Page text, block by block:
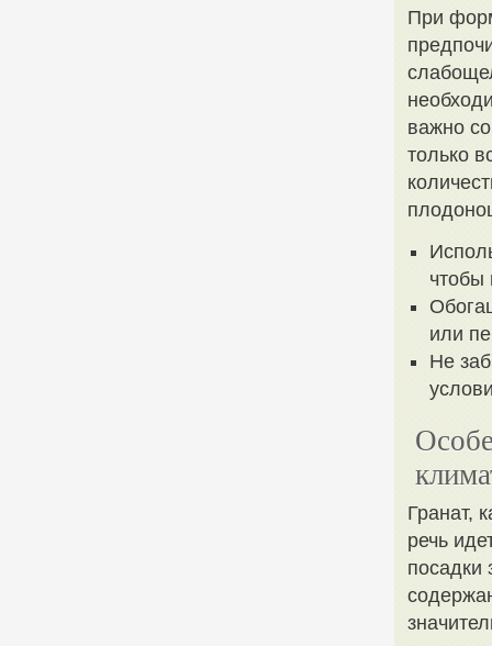
При
важно
только
чтобы
или
Не
Гранат,
речь
посадки